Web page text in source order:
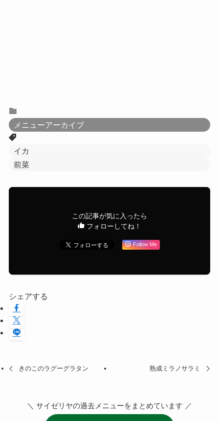
メニューアーカイブ
イカ
前菜
この記事が気に入ったら
フォローしてね！
Follow Me
シェアする
きのこのラグーグラタン 熟成ミラノサラミ
＼ サイゼリヤの過去メニューをまとめています ／